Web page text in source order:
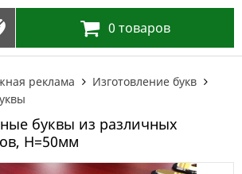
0 товаров
реклама
Изготовление букв
буквы из различных
H=50мм